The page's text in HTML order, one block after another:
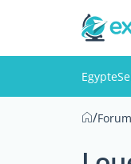
Egypte
/Forum